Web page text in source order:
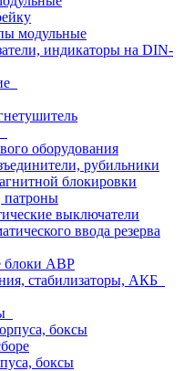
модульные
индикаторы на DIN-
оборудования
рубильники
блокировки
патроны
выключатели
ввода резерва
блоки АВР
стабилизаторы, АКБ
боксы
боксы